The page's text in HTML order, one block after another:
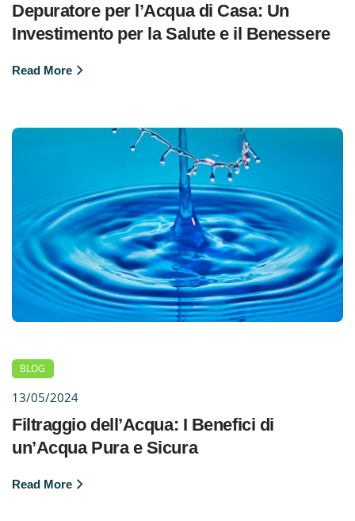
Depuratore per l’Acqua di Casa: Un
Investimento per la Salute e il Benessere
Read More
BLOG
13/05/2024
Filtraggio dell’Acqua: I Benefici di
un’Acqua Pura e Sicura
Read More